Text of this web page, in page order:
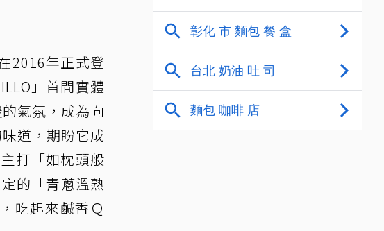
2016年正式登
」首間實體
氣氛，成為向
道，期盼它成
打「如枕頭般
的「青蔥溫熟
吃起來鹹香Ｑ